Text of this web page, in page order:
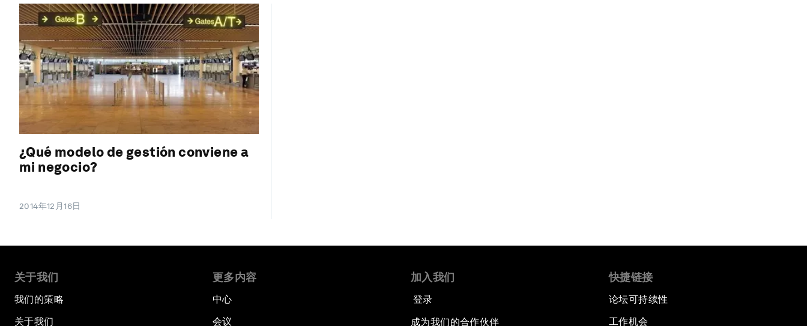
¿Qué modelo de gestión conviene a
mi negocio?
2014年12月16日
关于我们
我们的策略
关于我们
更多内容
中心
会议
加入我们
登录
成为我们的合作伙伴
快捷链接
论坛可持续性
工作机会